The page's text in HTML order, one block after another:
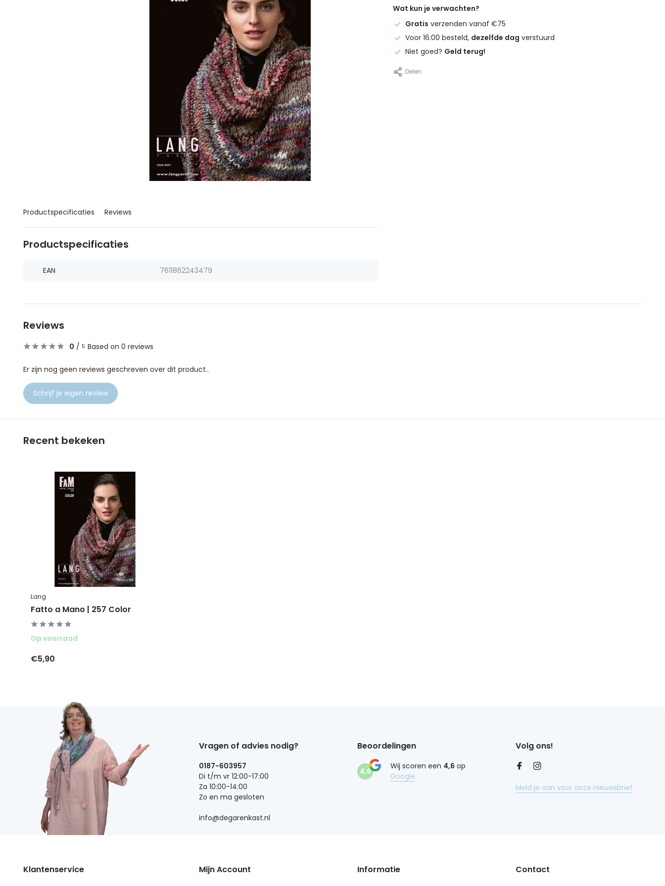
Productspecificaties Reviews
Productspecificaties
EAN 7611862243479
Wat kun je verwachten?
Gratis verzenden vanaf €75
Voor 16:00 besteld, dezelfde dag verstuurd
Niet goed? Geld terug!
Delen
Reviews
0 / 5 Based on 0 reviews
Er zijn nog geen reviews geschreven over dit product..
Schrijf je eigen review
Recent bekeken
Lang
Fatto a Mano | 257 Color
Op voorraad
€5,90
Vragen of advies nodig?
0187-603957
Di t/m vr 12:00-17:00
Za 10:00-14:00
Zo en ma gesloten
info@degarenkast.nl
Beoordelingen
4,6
Wij scoren een 4,6 op
Google
Volg ons!
Meld je aan voor onze nieuwsbrief
Klantenservice Mijn Account Informatie Contact